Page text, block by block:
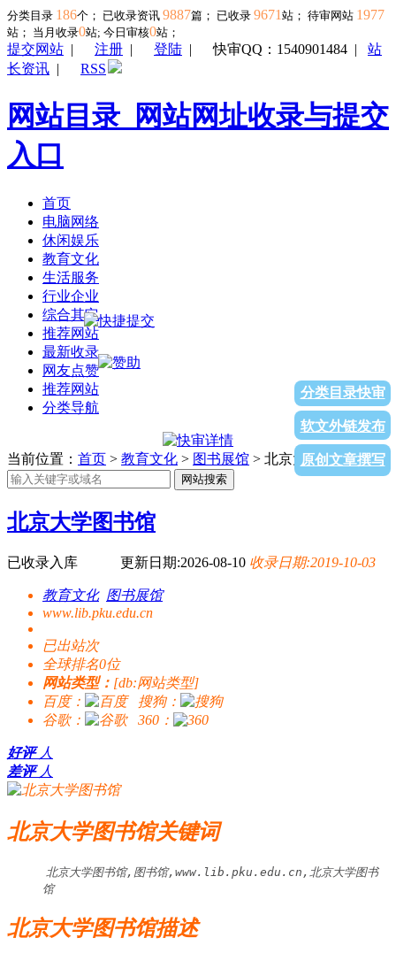
分类目录 186个； 已收录资讯 9887篇； 已收录 9671 站； 待审网站 1977
站； 当月收录0站; 今日审核0站；
提交网站 | 注册 | 登陆 |快审QQ：1540901484 | 站
长资讯 | RSS
网站目录_网站网址收录与提交
入口
首页
电脑网络
休闲娱乐
教育文化
生活服务
行业企业
综合其它
推荐网站
最新收录
网友点赞
推荐网站
分类导航
分类目录快审
软文外链发布
原创文章撰写
当前位置： 首页 > 教育文化 > 图书展馆 > 北京大学图书馆
网站搜索
北京大学图书馆
已收录入库 更新日期:2026-08-10 收录日期:2019-10-03
教育文化 图书展馆
www.lib.pku.edu.cn
已出站次
全球排名0位
网站类型： [db:网站类型]
百度：
搜狗：
谷歌：
360：
好评 人
差评 人
北京大学图书馆关键词
北京大学图书馆,图书馆,www.lib.pku.edu.cn,北京大学图书
馆
北京大学图书馆描述